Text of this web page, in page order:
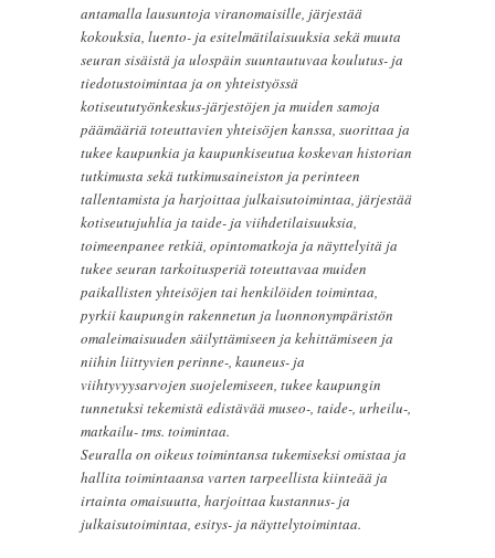
antamalla lausuntoja viranomaisille, järjestää
kokouksia, luento- ja esitelmätilaisuuksia sekä muuta
seuran sisäistä ja ulospäin suuntautuvaa koulutus- ja
tiedotustoimintaa ja on yhteistyössä
kotiseututyönkeskus-järjestöjen ja muiden samoja
päämääriä toteuttavien yhteisöjen kanssa, suorittaa ja
tukee kaupunkia ja kaupunkiseutua koskevan historian
tutkimusta sekä tutkimusaineiston ja perinteen
tallentamista ja harjoittaa julkaisutoimintaa, järjestää
kotiseutujuhlia ja taide- ja viihdetilaisuuksia,
toimeenpanee retkiä, opintomatkoja ja näyttelyitä ja
tukee seuran tarkoitusperiä toteuttavaa muiden
paikallisten yhteisöjen tai henkilöiden toimintaa,
pyrkii kaupungin rakennetun ja luonnonympäristön
omaleimaisuuden säilyttämiseen ja kehittämiseen ja
niihin liittyvien perinne-, kauneus- ja
viihtyvyysarvojen suojelemiseen, tukee kaupungin
tunnetuksi tekemistä edistävää museo-, taide-, urheilu-,
matkailu- tms. toimintaa.
Seuralla on oikeus toimintansa tukemiseksi omistaa ja
hallita toimintaansa varten tarpeellista kiinteää ja
irtainta omaisuutta, harjoittaa kustannus- ja
julkaisutoimintaa, esitys- ja näyttelytoimintaa.